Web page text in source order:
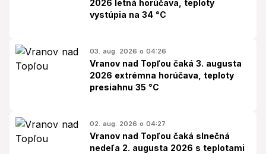
2026 letná horúčava, teploty
vystúpia na 34 °C
03. aug. 2026 o 04:26
Vranov nad Topľou čaká 3. augusta
2026 extrémna horúčava, teploty
presiahnu 35 °C
02. aug. 2026 o 04:27
Vranov nad Topľou čaká slnečná
nedeľa 2. augusta 2026 s teplotami